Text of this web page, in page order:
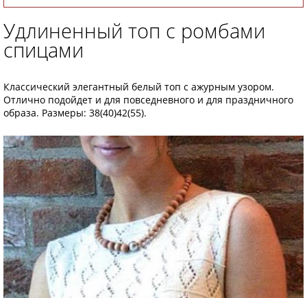
Удлиненный топ с ромбами
спицами
Классический элегантный белый топ с ажурным узором.
Отлично подойдет и для повседневного и для праздничного
образа. Размеры: 38(40)42(55).